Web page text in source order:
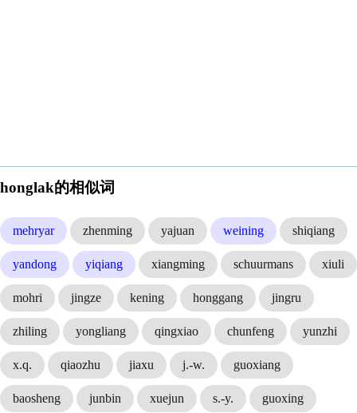
honglak的相似词
mehryar zhenming yajuan weining shiqiang
yandong yiqiang xiangming schuurmans xiuli
mohri jingze kening honggang jingru
zhiling yongliang qingxiao chunfeng yunzhi
x.q. qiaozhu jiaxu j.-w. guoxiang
baosheng junbin xuejun s.-y. guoxing